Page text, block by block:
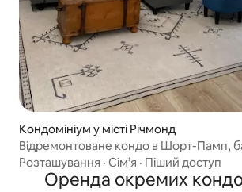
Кондомініум у місті Річмонд
Відремонтоване кондо в Шорт-Памп,
Спокійно
Розташування · Сім’я · Піший доступ
Оренда окремих